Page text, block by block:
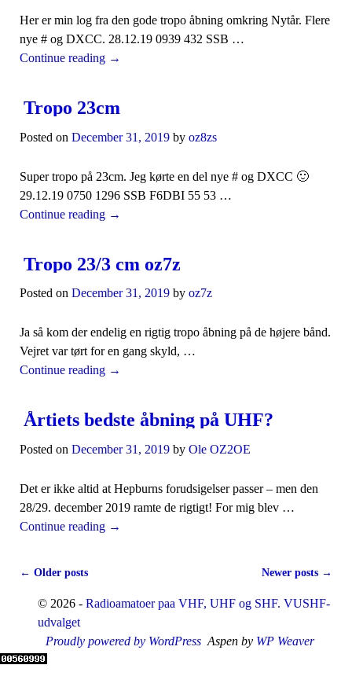
Her er min log fra den gode tropo åbning omkring Nytår. Flere
nye # og DXCC. 28.12.19 0939 432 SSB …
Continue reading →
Tropo 23cm
Posted on December 31, 2019 by oz8zs
Super tropo på 23cm. Jeg kørte en del nye # og DXCC 🙂
29.12.19 0750 1296 SSB F6DBI 55 53 …
Continue reading →
Tropo 23/3 cm oz7z
Posted on December 31, 2019 by oz7z
Ja så kom der endelig en rigtig tropo åbning på de højere bånd.
Vejret var tørt for en gang skyld, …
Continue reading →
Årtiets bedste åbning på UHF?
Posted on December 31, 2019 by Ole OZ2OE
Det er ikke altid at Hepburns forudsigelser passer – men den
28/29. december 2019 ramte de rigtigt! For mig blev …
Continue reading →
Post navigation
← Older posts Newer posts →
© 2026 - Radioamatoer paa VHF, UHF og SHF. VUSHF-
udvalget
Proudly powered by WordPress Aspen by WP Weaver